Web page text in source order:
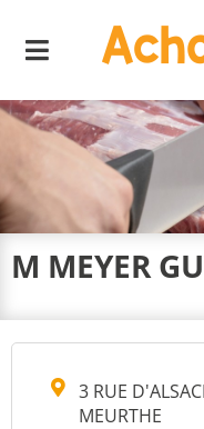
Menu
M MEYER
3 RUE
MEURTHE